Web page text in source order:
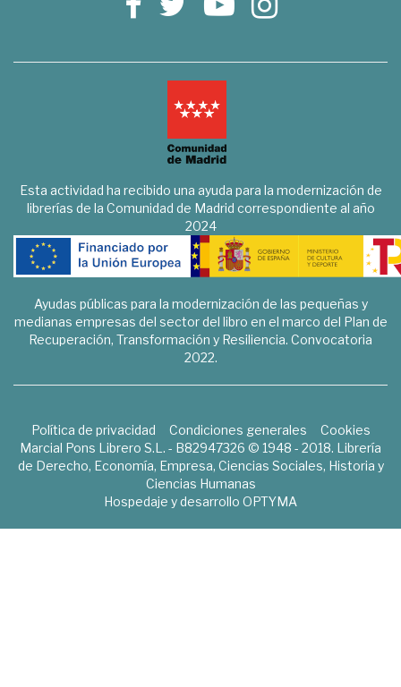
Esta actividad ha recibido una ayuda para la modernización de
librerías de la Comunidad de Madrid correspondiente al año
2024
Ayudas públicas para la modernización de las pequeñas y
medianas empresas del sector del libro en el marco del Plan de
Recuperación, Transformación y Resiliencia. Convocatoria
2022.
Política de privacidad Condiciones generales
Cookies
Marcial Pons Librero S.L. - B82947326 © 1948 - 2018. Librería
de Derecho, Economía, Empresa, Ciencias Sociales, Historia y
Ciencias Humanas
Hospedaje y desarrollo OPTYMA